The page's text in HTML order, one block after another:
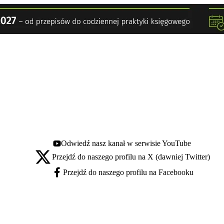
Youtube - otwiera się w nowej karcie
Odwiedź nasz kanał w serwisie YouTube
X - otwiera się w nowej karcie
Przejdź do naszego profilu na X (dawniej Twitter)
Facebook - otwiera się w nowej karcie
Przejdź do naszego profilu na Facebooku